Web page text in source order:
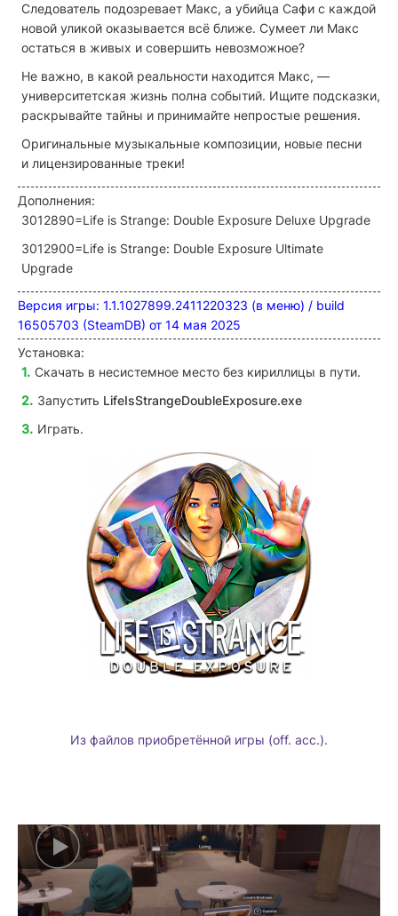
Следователь подозревает Макс, а убийца Сафи с каждой
новой уликой оказывается всё ближе. Сумеет ли Макс
остаться в живых и совершить невозможное?
Не важно, в какой реальности находится Макс, —
университетская жизнь полна событий. Ищите подсказки,
раскрывайте тайны и принимайте непростые решения.
Оригинальные музыкальные композиции, новые песни
и лицензированные треки!
Дополнения:
3012890=Life is Strange: Double Exposure Deluxe Upgrade
3012900=Life is Strange: Double Exposure Ultimate
Upgrade
Версия игры: 1.1.1027899.2411220323 (в меню) / build
16505703 (SteamDB) от 14 мая 2025
Установка:
Скачать в несистемное место без кириллицы в пути.
Запустить LifeIsStrangeDoubleExposure.exe
Играть.
Из файлов приобретённой игры (off. acc.).